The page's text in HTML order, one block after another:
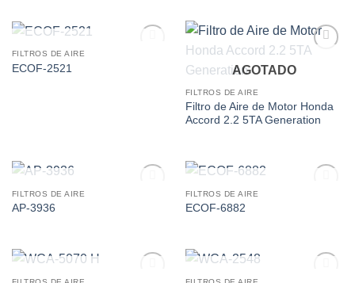
AGOTADO
FILTROS DE AIRE
ECOF-2521 AGOTADO
FILTROS DE AIRE
Filtro de Aire de Motor Honda
Accord 2.2 5TA Generation
AGOTADO
FILTROS DE AIRE
AP-3936
AGOTADO
FILTROS DE AIRE
ECOF-6882